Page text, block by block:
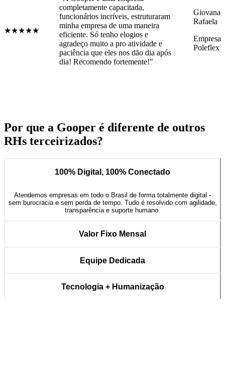
incríveis, estruturaram
de uma maneira
tenho elogios e
a pro atividade e
eles nos dão dia após
fortemente!"
Giovana
Rafaela
Empresa
Poleflex
★★★★★
proposta
Por que a Gooper é diferente de outros
RHs terceirizados?
100% Digital, 100% Conectado
Atendemos empresas em todo o Brasil de forma totalmente digital -
sem burocracia e sem perda de tempo. Tudo é resolvido com agilidade,
transparência e suporte humano.
Valor Fixo Mensal
Equipe Dedicada
Tecnologia + Humanização